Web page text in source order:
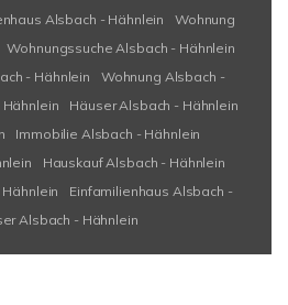
Alsbach - Hähnlein
Wohnung
Wohnungssuche Alsbach - Hähnlein
- Hähnlein
Wohnung Alsbach -
Häuser Alsbach - Hähnlein
Immobilie Alsbach - Hähnlein
Hauskauf Alsbach - Hähnlein
Einfamilienhaus Alsbach -
Alsbach - Hähnlein